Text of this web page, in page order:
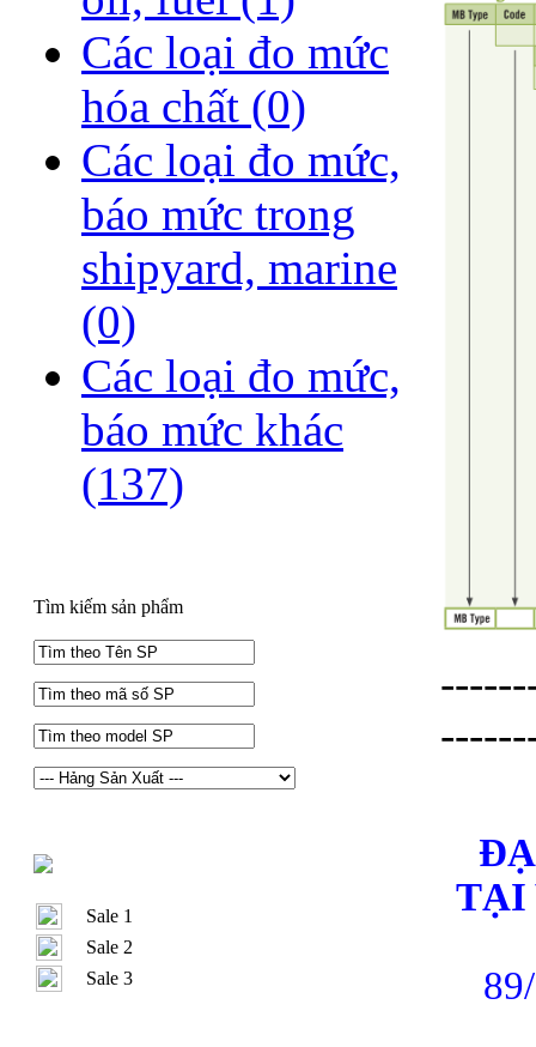
Các loại đo mức
hóa chất (0)
Các loại đo mức,
báo mức trong
shipyard, marine
(0)
Các loại đo mức,
báo mức khác
(137)
Tìm kiếm sản phẩm
Sale 1
Sale 2
Sale 3
TẠI